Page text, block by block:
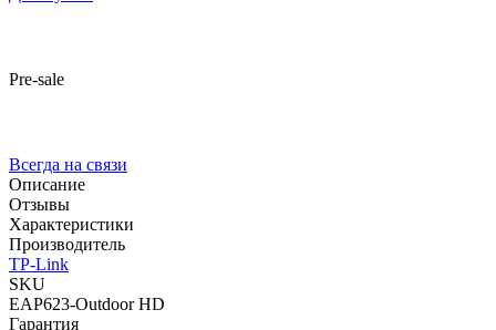
Pre-sale
Всегда на связи
Описание
Отзывы
Характеристики
Производитель
TP-Link
SKU
EAP623-Outdoor HD
Гарантия